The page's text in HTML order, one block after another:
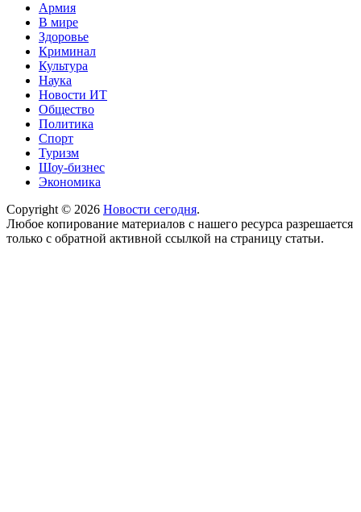
Армия
В мире
Здоровье
Криминал
Культура
Наука
Новости ИТ
Общество
Политика
Спорт
Туризм
Шоу-бизнес
Экономика
Copyright © 2026 Новости сегодня.
Любое копирование материалов с нашего ресурса разрешается
только с обратной активной ссылкой на страницу статьи.